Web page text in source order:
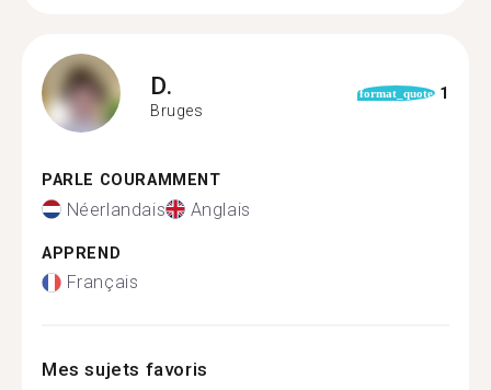
D.
Bruges
format_quote 1
PARLE COURAMMENT
Néerlandais Anglais
APPREND
Français
Mes sujets favoris